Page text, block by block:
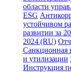
области
ESG
устойчивом
развитии за
2024 (RU)
Санкционная
и утилизации
Инструкция